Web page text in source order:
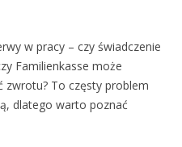
w pracy – czy świadczenie
Familienkasse może
zwrotu? To częsty problem
dlatego warto poznać